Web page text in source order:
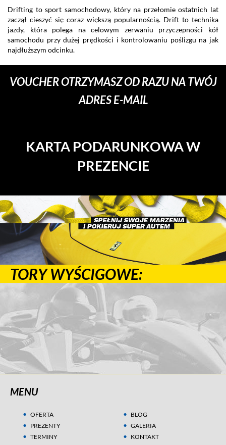
Drifting to sport samochodowy, który na przełomie ostatnich lat
zaczął cieszyć się coraz większą popularnością. Drift to technika
jazdy, która polega na celowym zerwaniu przyczepności kół
samochodu przy dużej prędkości i kontrolowaniu poślizgu na jak
najdłuższym odcinku.
VOUCHER OTRZYMASZ OD RAZU NA TWÓJ
ADRES E-MAIL
KARTA PODARUNKOWA W
PREZENCIE
TORY WYŚCIGOWE:
MENU
OFERTA
PREZENTY
TERMINY
BLOG
GALERIA
KONTAKT